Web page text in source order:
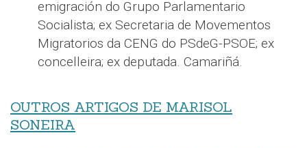
emigración do Grupo Parlamentario
Socialista; ex Secretaria de Movementos
Migratorios da CENG do PSdeG-PSOE; ex
concelleira; ex deputada. Camariñá.
OUTROS ARTIGOS DE MARISOL
SONEIRA